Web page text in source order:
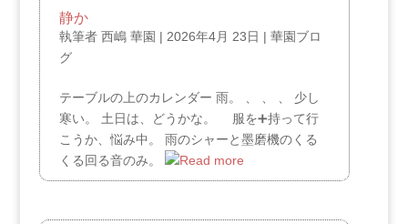
静か
執筆者 西嶋 華園 | 2026年4月 23日 | 華園ブロ
グ
テーブルの上のカレンダー 雨。 、 、 、 少し
寒い。 土日は、どうかな。 服を➕持って行
こうか、悩み中。 雨のシャーと墨磨機のくる
くる回る音のみ。